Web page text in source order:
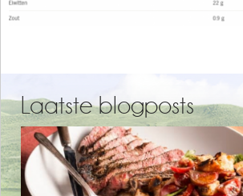
Laatste blogposts